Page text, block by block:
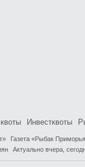
Инвестквоты
Газета «Рыбак
Актуально вчера,